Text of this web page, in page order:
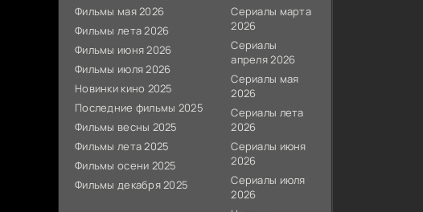
Фильмы мая 2026
Фильмы лета 2026
Фильмы июня 2026
Фильмы июля 2026
Новинки кино 2025
Последние фильмы 2025
Фильмы весны 2025
Фильмы лета 2025
Фильмы осени 2025
Фильмы декабря 2025
Сериалы марта
2026
Сериалы
апреля 2026
Сериалы мая
2026
Сериалы лета
2026
Сериалы июня
2026
Сериалы июля
2026